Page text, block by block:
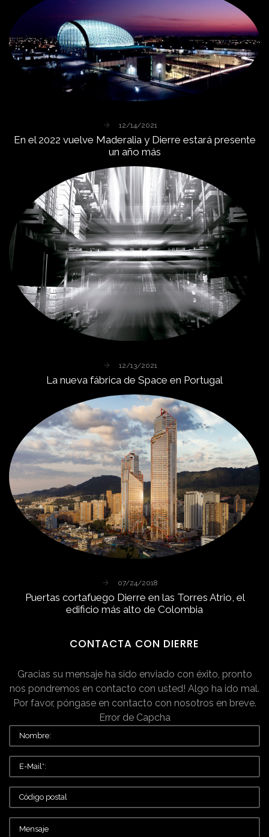
12/14/2021
En el 2022 vuelve Maderalia y Dierre estará presente
un año más
12/13/2021
La nueva fábrica de Space en Portugal
07/24/2018
Puertas cortafuego Dierre en las Torres Atrio, el
edificio más alto de Colombia
CONTACTA CON DIERRE
Gracias su mensaje ha sido enviado con éxito, pronto
nos pondremos en contacto con usted! Algo ha ido mal.
Por favor, póngase en contacto con nosotros en breve.
Error de Capcha